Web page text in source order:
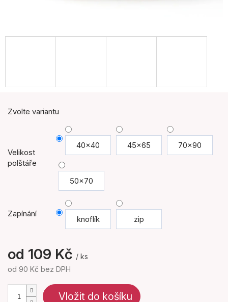
Zvolte variantu
Velikost
polštáře
40x40 45x65 70x90
50x70
Zapínání
knoflík zip
od 109 Kč / ks
od 90 Kč bez DPH
Vložit do košíku